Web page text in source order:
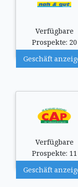
Verfügbare
Prospekte: 20
Geschäft
Verfügbare
Prospekte: 11
Geschäft